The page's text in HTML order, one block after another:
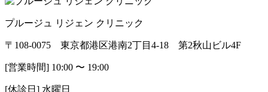
プルージュ リジェン クリニック
〒108-0075 東京都港区港南2丁目4-18 第2秋山ビル4F
[営業時間] 10:00 〜 19:00
[休診日] 水曜日